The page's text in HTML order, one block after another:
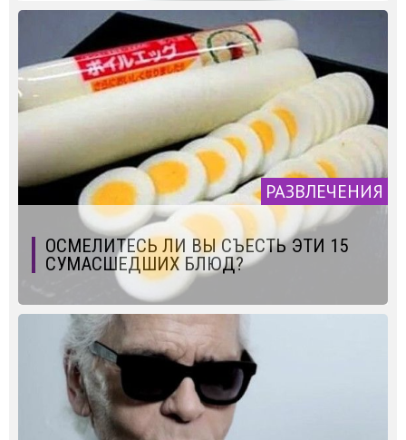
РАЗВЛЕЧЕНИЯ
ОСМЕЛИТЕСЬ ЛИ ВЫ СЪЕСТЬ ЭТИ 15
СУМАСШЕДШИХ БЛЮД?